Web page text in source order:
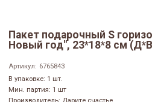
Пакет подарочный S
Новый год", 23*18*8 см
Артикул: 6765843
В упаковке: 1 шт.
Мин. партия: 1 шт